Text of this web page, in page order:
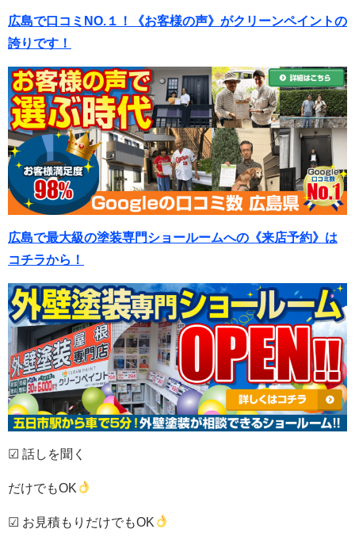
広島で口コミNO.１！《お客様の声》がクリーンペイントの
誇りです！
広島で最大級の塗装専門ショールームへの《来店予約》は
コチラから！
☑ 話しを聞く
だけでもOK
☑ お見積もりだけでもOK